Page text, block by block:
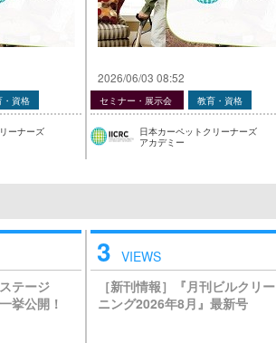
・資格
ーナーズ
2026/06/03 08:52
セミナー・展示会 教育・資格
日本カーペットクリーナーズ
アカデミー
テージ
挙公開！
3 VIEWS
［新刊情報］『月刊ビルクリー
ニング2026年8月』最新号